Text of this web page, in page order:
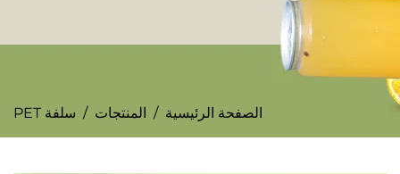
الصفحة الرئيسية / المنتجات / سلفة PET